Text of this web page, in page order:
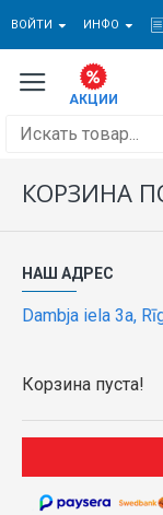
ВОЙТИ ИНФО
КОРЗИНА
НАШ АДРЕС
Dambja iela 3a,
Корзина пуста!